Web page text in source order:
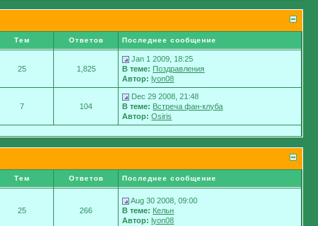
Тем Ответов Последнее сообщение
25 1,825
Jan 1 2009, 18:25
В теме: Поздравления
Автор: lyon08
7 104
Dec 29 2008, 21:48
В теме: Встреча фан-клуба
Автор: Osiris
Тем Ответов Последнее сообщение
25 266
Aug 30 2008, 09:00
В теме: Кельн
Автор: lyon08